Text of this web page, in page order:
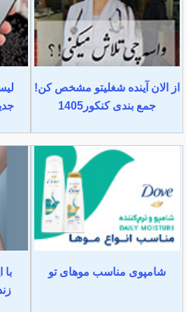
از الان آینده شغلیتو مشخص کن!
جمع بندی کنکور1405
شامپوی مناسب موهای تو
با